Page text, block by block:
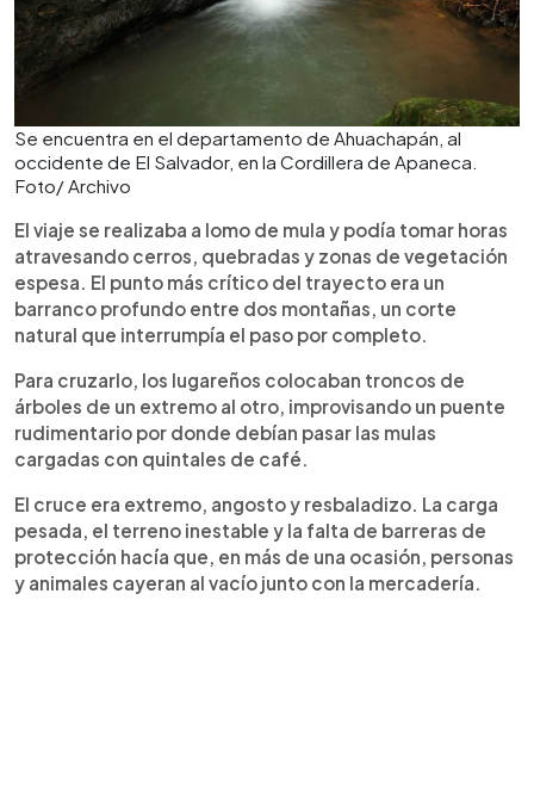
Se encuentra en el departamento de Ahuachapán, al
occidente de El Salvador, en la Cordillera de Apaneca.
Foto/ Archivo
El viaje se realizaba a lomo de mula y podía tomar horas
atravesando cerros, quebradas y zonas de vegetación
espesa. El punto más crítico del trayecto era un
barranco profundo entre dos montañas, un corte
natural que interrumpía el paso por completo.
Para cruzarlo, los lugareños colocaban troncos de
árboles de un extremo al otro, improvisando un puente
rudimentario por donde debían pasar las mulas
cargadas con quintales de café.
El cruce era extremo, angosto y resbaladizo. La carga
pesada, el terreno inestable y la falta de barreras de
protección hacía que, en más de una ocasión, personas
y animales cayeran al vacío junto con la mercadería.